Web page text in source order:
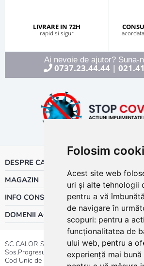
Folosim
Acest site web
uri și alte tehnologii
pentru a vă
de navigare în
scopuri: pentru a
funcționalitatea de
ului web, pentru a
experiență mai bună
LIVRARE IN 72H
rapid si sigur
Ai nevoie de ajutor? Suna-
0737.23.44.44|
DESPRE CALOR
MAGAZIN
INFO CONSUMATOR
DOMENII ACTIVITATE
SC CALOR SRL
Sos.Progresului nr.30-40, Sector 5, Bucuresti
Cod Unic de Inregistrare: RO 3004724